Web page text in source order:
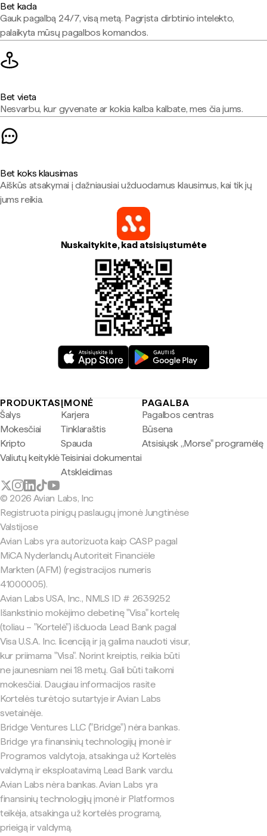
Bet kada
Gauk pagalbą 24/7, visą metą. Pagrįsta dirbtinio intelekto,
palaikyta mūsų pagalbos komandos.
Bet vieta
Nesvarbu, kur gyvenate ar kokia kalba kalbate, mes čia jums.
Bet koks klausimas
Aiškūs atsakymai į dažniausiai užduodamus klausimus, kai tik jų
jums reikia.
Nuskaitykite, kad atsisiųstumėte
PRODUKTAS
Šalys
Mokesčiai
Kripto
Valiutų keityklė
ĮMONĖ
Karjera
Tinklaraštis
Spauda
Teisiniai dokumentai
Atskleidimas
PAGALBA
Pagalbos centras
Būsena
Atsisiųsk „Morse" programėlę
© 2026 Avian Labs, Inc
Registruota pinigų paslaugų įmonė Jungtinėse
Valstijose
Avian Labs yra autorizuota kaip CASP pagal
MiCA Nyderlandų Autoriteit Financiële
Markten (AFM) (registracijos numeris
41000005).
Avian Labs USA, Inc., NMLS ID # 2639252
Išankstinio mokėjimo debetinę "Visa" kortelę
(toliau – "Kortelė") išduoda Lead Bank pagal
Visa U.S.A. Inc. licenciją ir ją galima naudoti visur,
kur priimama "Visa". Norint kreiptis, reikia būti
ne jaunesniam nei 18 metų. Gali būti taikomi
mokesčiai. Daugiau informacijos rasite
Kortelės turėtojo sutartyje ir Avian Labs
svetainėje.
Bridge Ventures LLC ("Bridge") nėra bankas.
Bridge yra finansinių technologijų įmonė ir
Programos valdytoja, atsakinga už Kortelės
valdymą ir eksploatavimą Lead Bank vardu.
Avian Labs nėra bankas. Avian Labs yra
finansinių technologijų įmonė ir Platformos
teikėja, atsakinga už kortelės programą,
prieigą ir valdymą.